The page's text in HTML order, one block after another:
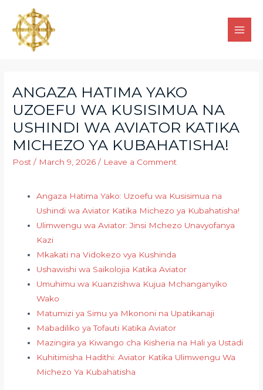
ANGAZA HATIMA YAKO
UZOEFU WA KUSISIMUA NA
USHINDI WA AVIATOR KATIKA
MICHEZO YA KUBAHATISHA!
Post / March 9, 2026 / Leave a Comment
Angaza Hatima Yako: Uzoefu wa Kusisimua na
Ushindi wa Aviator Katika Michezo ya Kubahatisha!
Ulimwengu wa Aviator: Jinsi Mchezo Unavyofanya
Kazi
Mkakati na Vidokezo vya Kushinda
Ushawishi wa Saikolojia Katika Aviator
Umuhimu wa Kuanzishwa Kujua Mchanganyiko
Wako
Matumizi ya Simu ya Mkononi na Upatikanaji
Mabadiliko ya Tofauti Katika Aviator
Mazingira ya Kiwango cha Kisheria na Hali ya Ustadi
Kuhitimisha Hadithi: Aviator Katika Ulimwengu Wa
Michezo Ya Kubahatisha